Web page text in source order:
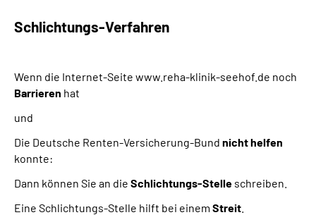
Schlichtungs-Verfahren
Wenn die Internet-Seite www.reha-klinik-seehof.de noch
Barrieren hat
und
Die Deutsche Renten-Versicherung-Bund nicht helfen
konnte:
Dann können Sie an die Schlichtungs-Stelle schreiben.
Eine Schlichtungs-Stelle hilft bei einem Streit